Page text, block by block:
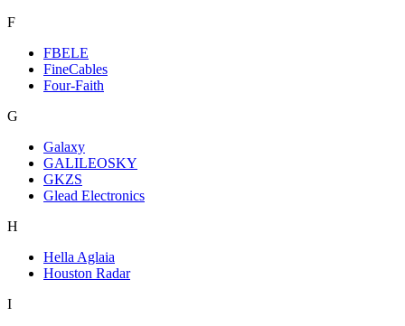
F
FBELE
FineCables
Four-Faith
G
Galaxy
GALILEOSKY
GKZS
Glead Electronics
H
Hella Aglaia
Houston Radar
I